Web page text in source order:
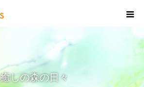
癒しの森の日々